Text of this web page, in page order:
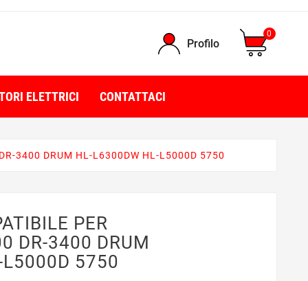
Profilo
0
ELETTRICI CONTATTACI
3400 DRUM HL-L6300DW HL-L5000D 5750
PER
DR-3400 DRUM
5750